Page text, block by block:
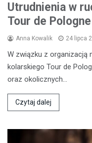
Utrudnienia w
Tour de
Anna Kowalik 24 lipca
W związku z organizacją
kolarskiego Tour de
oraz okolicznych…
Czytaj dalej